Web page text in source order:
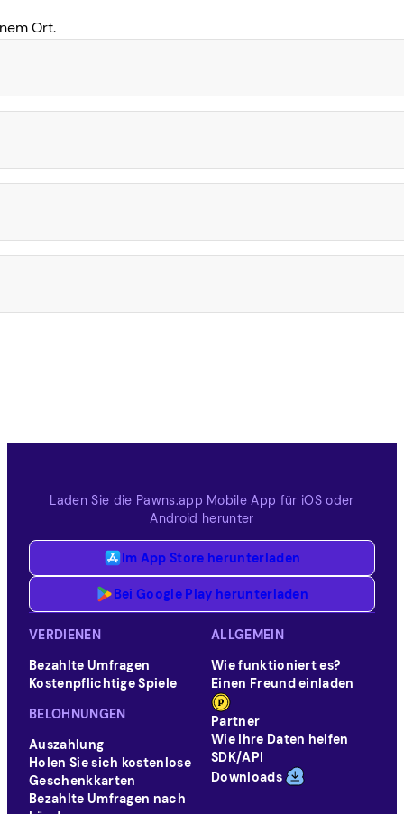
Ort.
Laden Sie die Pawns.app Mobile App für iOS oder
Android herunter
Im App Store herunterladen
Bei Google Play herunterladen
VERDIENEN
Bezahlte Umfragen
Kostenpflichtige Spiele
BELOHNUNGEN
Auszahlung
Holen Sie sich kostenlose
Geschenkkarten
Bezahlte Umfragen nach
ALLGEMEIN
Wie funktioniert es?
Einen Freund einladen
Partner
Wie Ihre Daten helfen
SDK/API
Downloads